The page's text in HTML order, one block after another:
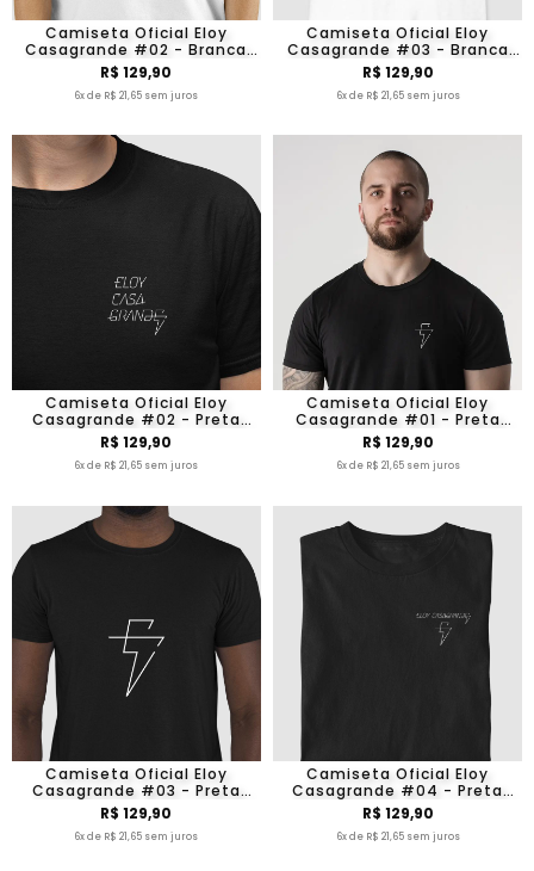
Camiseta Oficial Eloy
Casagrande #02 - Branca
Manga Curta
R$ 129,90
6x de R$ 21,65 sem juros
Camiseta Oficial Eloy
Casagrande #03 - Branca
Manga Curta
R$ 129,90
6x de R$ 21,65 sem juros
Camiseta Oficial Eloy
Casagrande #02 - Preta
Manga Curta
R$ 129,90
6x de R$ 21,65 sem juros
Camiseta Oficial Eloy
Casagrande #01 - Preta
Manga Curta
R$ 129,90
6x de R$ 21,65 sem juros
Camiseta Oficial Eloy
Casagrande #03 - Preta
Manga Curta
R$ 129,90
6x de R$ 21,65 sem juros
Camiseta Oficial Eloy
Casagrande #04 - Preta
Manga Curta
R$ 129,90
6x de R$ 21,65 sem juros